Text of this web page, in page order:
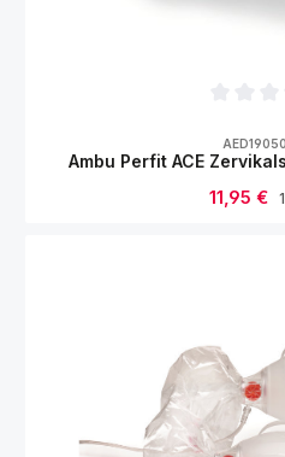
Ambu Perfit ACE
11,95 €